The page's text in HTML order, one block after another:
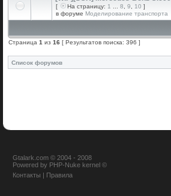
[ На страницу: 1 8 9 10 ]
в форуме Моделирование транспорта
Страница 1 из 16 [ Результатов поиска: 396 ]
Список форумов
Gtalark.com © 2004 - 2008
Powered by PHP-Nuke kernel ©
Контакты | Правила